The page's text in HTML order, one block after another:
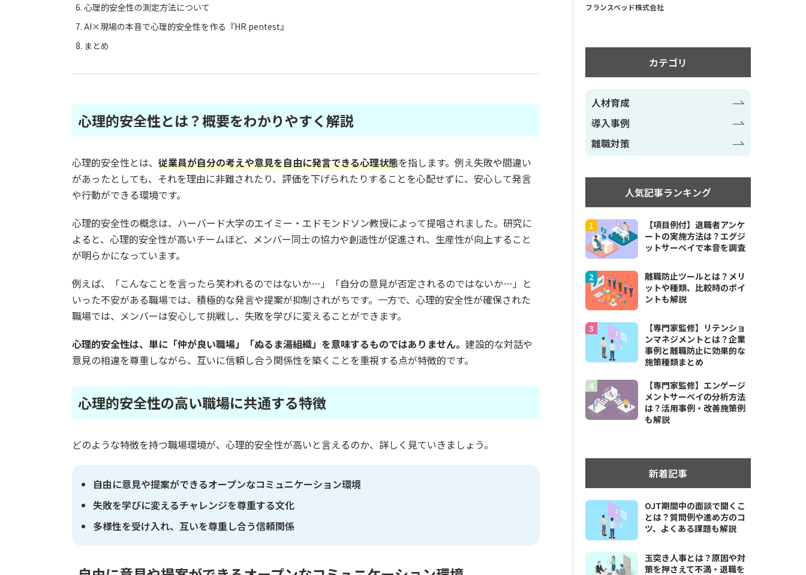
心理的安全性の測定方法について
AI×現場の本音で心理的安全性を作る『HR pentest』
まとめ
心理的安全性とは？概要をわかりやすく解説
心理的安全性とは、 従業員が自分の考えや意見を自由に発言できる心理状態を指します。例え失敗や間違い
があったとしても、それを理由に非難されたり、評価を下げられたりすることを心配せずに、安心して発言
や行動ができる環境です。
心理的安全性の概念は、ハーバード大学のエイミー・エドモンドソン教授によって提唱されました。研究に
よると、心理的安全性が高いチームほど、メンバー同士の協力や創造性が促進され、生産性が向上すること
が明らかになっています。
例えば、「こんなことを言ったら笑われるのではないか…」「自分の意見が否定されるのではないか…」と
いった不安がある職場では、積極的な発言や提案が抑制されがちです。一方で、心理的安全性が確保された
職場では、メンバーは安心して挑戦し、失敗を学びに変えることができます。
心理的安全性は、単に「仲が良い職場」「ぬるま湯組織」を意味するものではありません。 建設的な対話や
意見の相違を尊重しながら、互いに信頼し合う関係性を築くことを重視する点が特徴的です。
心理的安全性の高い職場に共通する特徴
どのような特徴を持つ職場環境が、心理的安全性が高いと言えるのか、詳しく見ていきましょう。
自由に意見や提案ができるオープンなコミュニケーション環境
失敗を学びに変えるチャレンジを尊重する文化
多様性を受け入れ、互いを尊重し合う信頼関係
フランスベッド株式会社
カテゴリ
人材育成
導入事例
離職対策
人気記事ランキング
【項目例付】退職者アンケ
ートの実施方法は？エグジ
ットサーベイで本音を調査
離職防止ツールとは？メリ
ットや種類、比較時のポイ
ントも解説
【専門家監修】リテンショ
ンマネジメントとは？企業
事例と離職防止に効果的な
施策種類まとめ
【専門家監修】エンゲージ
メントサーベイの分析方法
は？活用事例・改善施策例
も解説
新着記事
OJT期間中の面談で聞くこ
とは？質問例や進め方のコ
ツ、よくある課題も解説
玉突き人事とは？原因や対
策を押さえて不満・退職を